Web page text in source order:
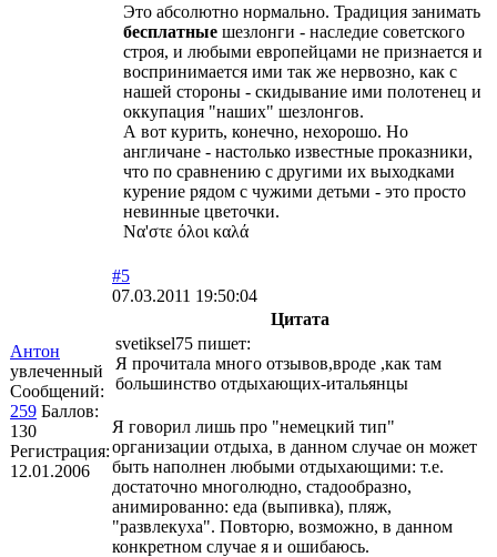
Это абсолютно нормально. Традиция занимать
бесплатные шезлонги - наследие советского
строя, и любыми европейцами не признается и
воспринимается ими так же нервозно, как с
нашей стороны - скидывание ими полотенец и
оккупация "наших" шезлонгов.
А вот курить, конечно, нехорошо. Но
англичане - настолько известные проказники,
что по сравнению с другими их выходками
курение рядом с чужими детьми - это просто
невинные цветочки.
Να'στε όλοι καλά
Антон
увлеченный
Сообщений:
259 Баллов:
130
Регистрация:
12.01.2006
#5
07.03.2011 19:50:04
Цитата
svetiksel75 пишет:
Я прочитала много отзывов,вроде ,как там
большинство отдыхающих-итальянцы
Я говорил лишь про "немецкий тип"
организации отдыха, в данном случае он может
быть наполнен любыми отдыхающими: т.е.
достаточно многолюдно, стадообразно,
анимированно: еда (выпивка), пляж,
"развлекуха". Повторю, возможно, в данном
конкретном случае я и ошибаюсь.